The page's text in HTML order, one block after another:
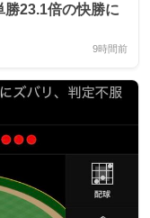
勝23.1倍の快勝に
9時間前